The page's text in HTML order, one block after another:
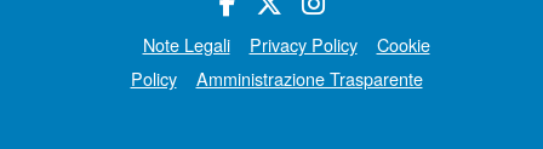
Note Legali Privacy Policy
Cookie
Policy
Amministrazione Trasparente